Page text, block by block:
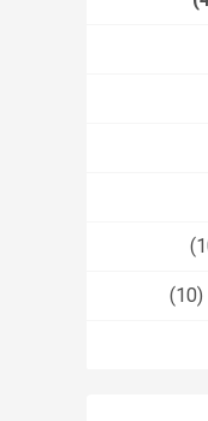
(10)